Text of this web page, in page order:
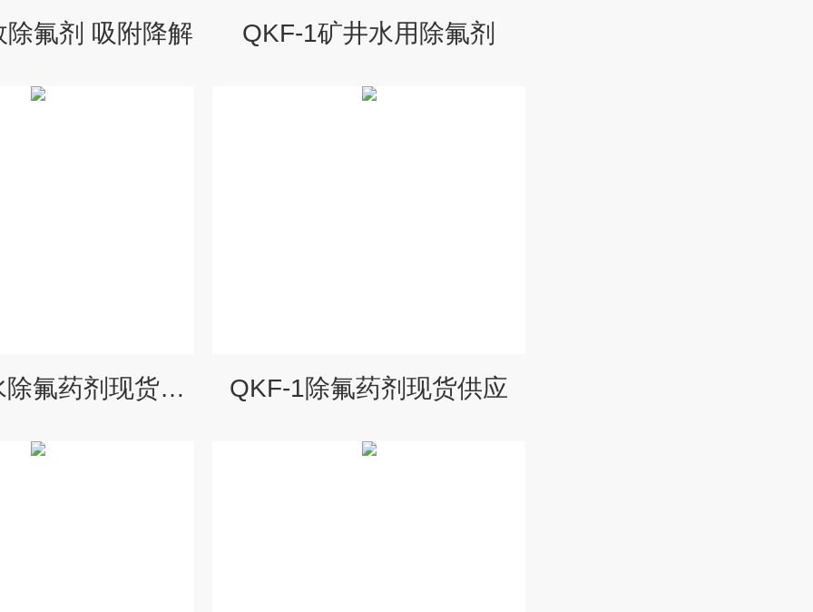
氟剂 吸附降解 QKF-1矿井水用除氟剂
QKF-1井水除氟药剂现货报价 QKF-1除氟药剂现货供应